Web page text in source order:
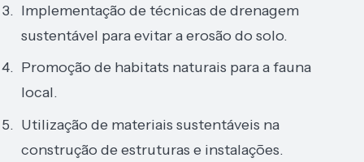
Implementação de técnicas de drenagem
sustentável para evitar a erosão do solo.
Promoção de habitats naturais para a fauna
local.
Utilização de materiais sustentáveis na
construção de estruturas e instalações.